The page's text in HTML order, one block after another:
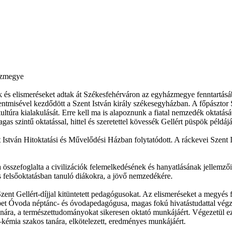
elismeréseket adtak át Székesfehérváron az egyházmegye
kezdődött a Szent István király székesegyházban. A
kialakulását. Erre kell ma is alapoznunk a fiatal nemzedék
szintű oktatással, hittel és szeretettel kövessék Gellért püspök
Hitoktatási és Művelődési Házban folytatódott. A ráckevei
a civilizációk felemelkedésének és hanyatlásának
tanuló diákokra, a jövő nemzedékére.
Gellért-díjjal kitüntetett pedagógusokat. Az elismeréseket a
Óvoda néptánc- és óvodapedagógusa, magas fokú hivatástudattal
a természettudományokat sikeresen oktató munkájáért.
szakos tanára, elkötelezett, eredményes munkájáért.